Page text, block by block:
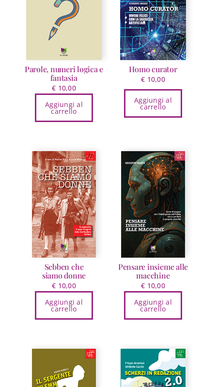
Parole, numeri logica e
fantasia
€ 10,00
Aggiungi al
carrello
Homo curator
€ 10,00
Aggiungi al
carrello
Sebben che
siamo donne
€ 10,00
Aggiungi al
carrello
Pensare insieme alle
macchine
€ 10,00
Aggiungi al
carrello